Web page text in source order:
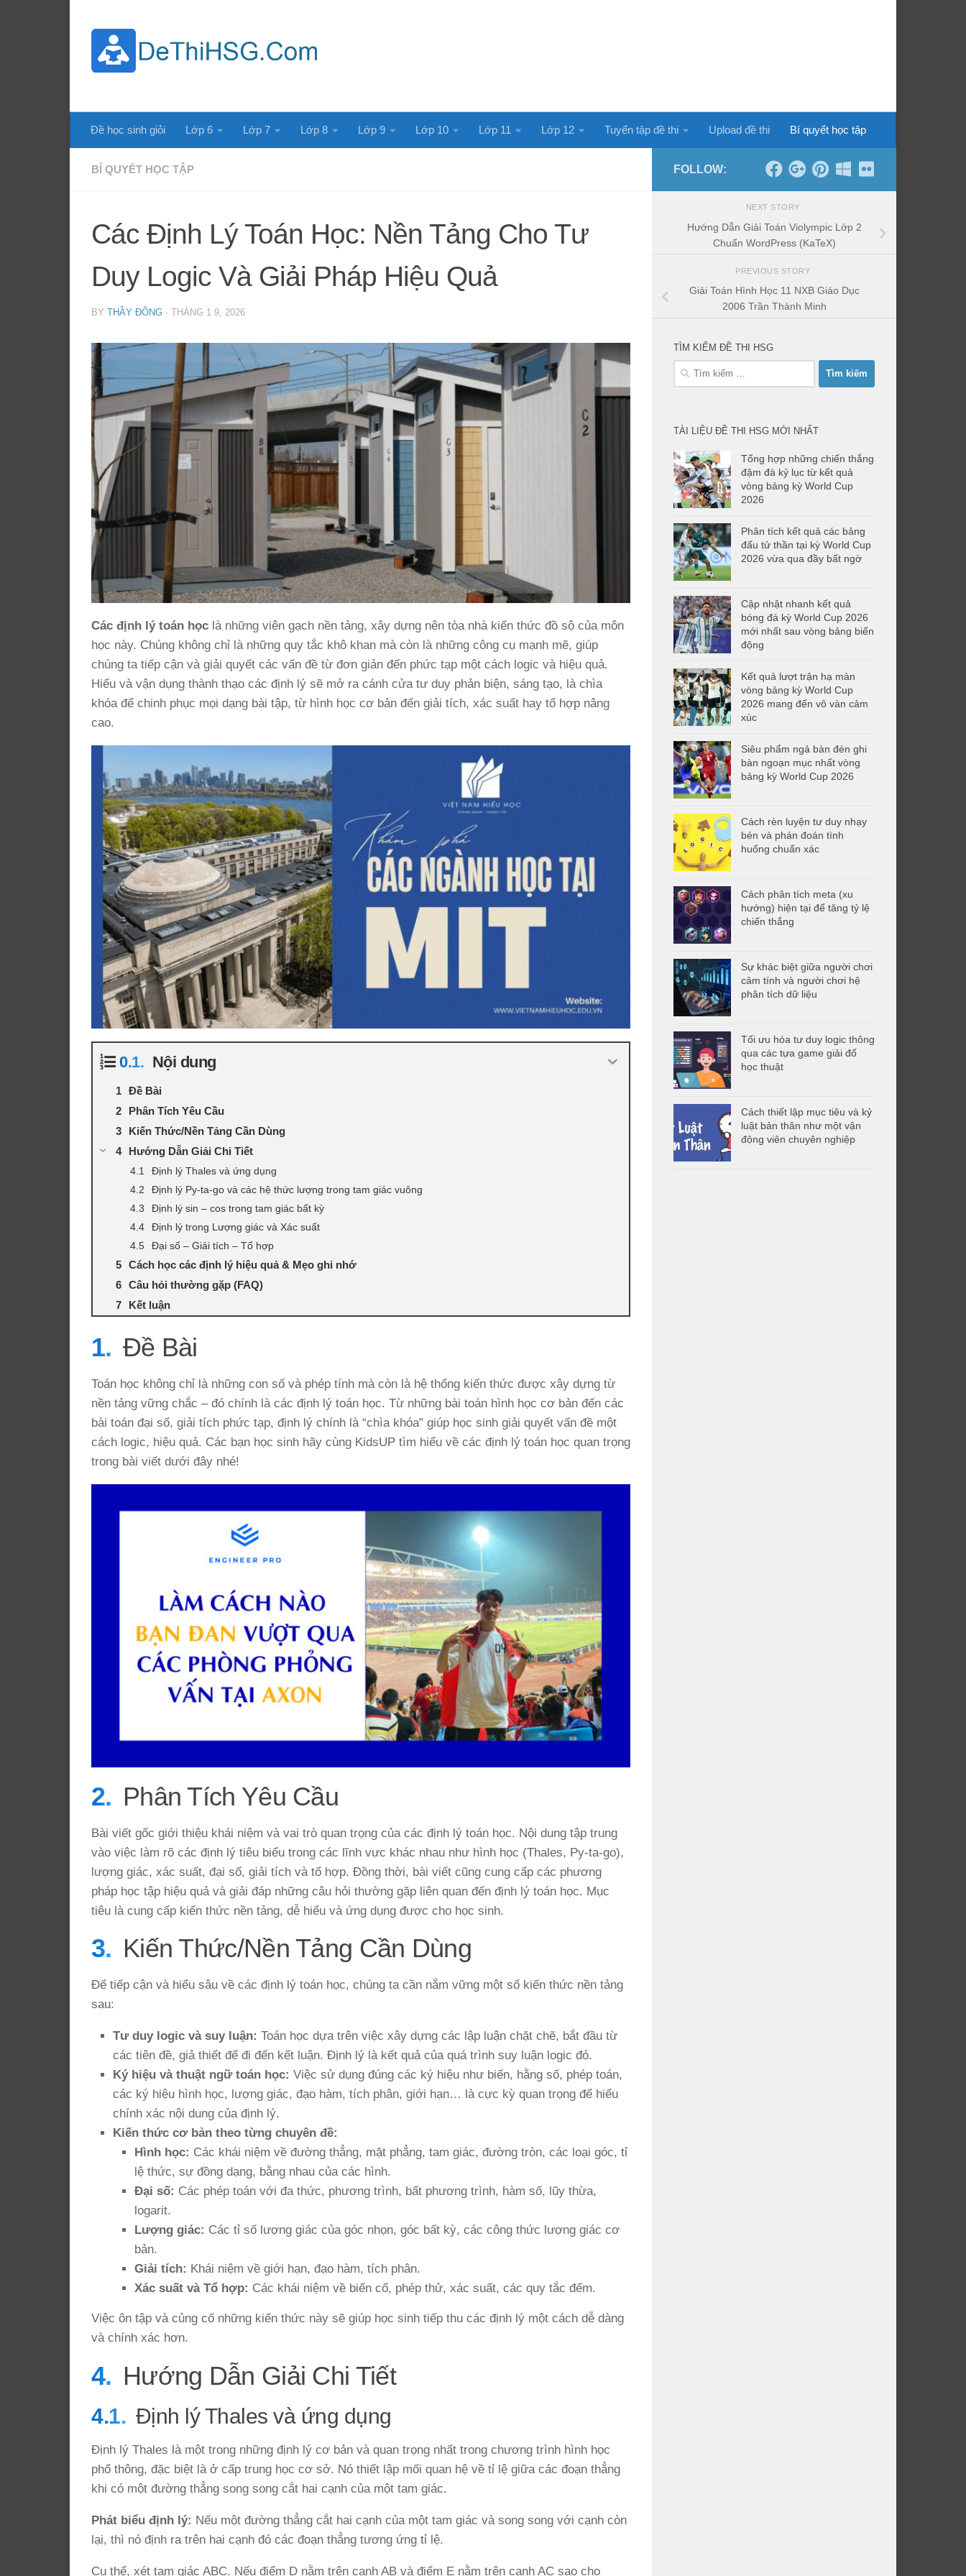
Đề học sinh giỏi Lớp 6 Lớp 7 Lớp 8 Lớp 9 Lớp 10 Lớp 11 Lớp 12 Tuyển tập đề thi Upload đề thi Bí quyết học tập
BÍ QUYẾT HỌC TẬP
Các Định Lý Toán Học: Nền Tảng Cho Tư
Duy Logic Và Giải Pháp Hiệu Quả
BY THẦY ĐÔNG · THÁNG 1 9, 2026
Các định lý toán học là những viên gạch nền tảng, xây dựng nên tòa nhà kiến thức đồ sộ của môn
học này. Chúng không chỉ là những quy tắc khô khan mà còn là những công cụ mạnh mẽ, giúp
chúng ta tiếp cận và giải quyết các vấn đề từ đơn giản đến phức tạp một cách logic và hiệu quả.
Hiểu và vận dụng thành thạo các định lý sẽ mở ra cánh cửa tư duy phản biện, sáng tạo, là chìa
khóa để chinh phục mọi dạng bài tập, từ hình học cơ bản đến giải tích, xác suất hay tổ hợp nâng
cao.
Nội dung
Đề Bài
Phân Tích Yêu Cầu
Kiến Thức/Nền Tảng Cần Dùng
Hướng Dẫn Giải Chi Tiết
Định lý Thales và ứng dụng
Định lý Py-ta-go và các hệ thức lượng trong tam giác vuông
Định lý sin – cos trong tam giác bất kỳ
Định lý trong Lượng giác và Xác suất
Đại số – Giải tích – Tổ hợp
Cách học các định lý hiệu quả & Mẹo ghi nhớ
Câu hỏi thường gặp (FAQ)
Kết luận
Đề Bài
Toán học không chỉ là những con số và phép tính mà còn là hệ thống kiến thức được xây dựng từ
nền tảng vững chắc – đó chính là các định lý toán học. Từ những bài toán hình học cơ bản đến các
bài toán đại số, giải tích phức tạp, định lý chính là “chìa khóa” giúp học sinh giải quyết vấn đề một
cách logic, hiệu quả. Các bạn học sinh hãy cùng KidsUP tìm hiểu về các định lý toán học quan trọng
trong bài viết dưới đây nhé!
Phân Tích Yêu Cầu
Bài viết gốc giới thiệu khái niệm và vai trò quan trọng của các định lý toán học. Nội dung tập trung
vào việc làm rõ các định lý tiêu biểu trong các lĩnh vực khác nhau như hình học (Thales, Py-ta-go),
lượng giác, xác suất, đại số, giải tích và tổ hợp. Đồng thời, bài viết cũng cung cấp các phương
pháp học tập hiệu quả và giải đáp những câu hỏi thường gặp liên quan đến định lý toán học. Mục
tiêu là cung cấp kiến thức nền tảng, dễ hiểu và ứng dụng được cho học sinh.
Kiến Thức/Nền Tảng Cần Dùng
Để tiếp cận và hiểu sâu về các định lý toán học, chúng ta cần nắm vững một số kiến thức nền tảng
sau:
Tư duy logic và suy luận: Toán học dựa trên việc xây dựng các lập luận chặt chẽ, bắt đầu từ
các tiên đề, giả thiết để đi đến kết luận. Định lý là kết quả của quá trình suy luận logic đó.
Ký hiệu và thuật ngữ toán học: Việc sử dụng đúng các ký hiệu như biến, hằng số, phép toán,
các ký hiệu hình học, lượng giác, đạo hàm, tích phân, giới hạn… là cực kỳ quan trọng để hiểu
chính xác nội dung của định lý.
Kiến thức cơ bản theo từng chuyên đề:
Hình học: Các khái niệm về đường thẳng, mặt phẳng, tam giác, đường tròn, các loại góc, tỉ
lệ thức, sự đồng dạng, bằng nhau của các hình.
Đại số: Các phép toán với đa thức, phương trình, bất phương trình, hàm số, lũy thừa,
logarit.
Lượng giác: Các tỉ số lượng giác của góc nhọn, góc bất kỳ, các công thức lượng giác cơ
bản.
Giải tích: Khái niệm về giới hạn, đạo hàm, tích phân.
Xác suất và Tổ hợp: Các khái niệm về biến cố, phép thử, xác suất, các quy tắc đếm.
Việc ôn tập và củng cố những kiến thức này sẽ giúp học sinh tiếp thu các định lý một cách dễ dàng
và chính xác hơn.
Hướng Dẫn Giải Chi Tiết
Định lý Thales và ứng dụng
Định lý Thales là một trong những định lý cơ bản và quan trọng nhất trong chương trình hình học
phổ thông, đặc biệt là ở cấp trung học cơ sở. Nó thiết lập mối quan hệ về tỉ lệ giữa các đoạn thẳng
khi có một đường thẳng song song cắt hai cạnh của một tam giác.
Phát biểu định lý: Nếu một đường thẳng cắt hai cạnh của một tam giác và song song với cạnh còn
lại, thì nó định ra trên hai cạnh đó các đoạn thẳng tương ứng tỉ lệ.
Cụ thể, xét tam giác ABC. Nếu điểm D nằm trên cạnh AB và điểm E nằm trên cạnh AC sao cho
FOLLOW:
NEXT STORY
Hướng Dẫn Giải Toán Violympic Lớp 2
Chuẩn WordPress (KaTeX)
PREVIOUS STORY
Giải Toán Hình Học 11 NXB Giáo Dục
2006 Trần Thành Minh
TÌM KIẾM ĐỀ THI HSG
Tìm
TÀI LIỆU ĐỀ THI HSG MỚI NHẤT
Tổng hợp những chiến thắng
đậm đà kỷ lục từ kết quả
vòng bảng kỳ World Cup
2026
Phân tích kết quả các bảng
đấu tử thần tại kỳ World Cup
2026 vừa qua đầy bất ngờ
Cập nhật nhanh kết quả
bóng đá kỳ World Cup 2026
mới nhất sau vòng bảng biến
động
Kết quả lượt trận hạ màn
vòng bảng kỳ World Cup
2026 mang đến vô vàn cảm
xúc
Siêu phẩm ngả bàn đèn ghi
bàn ngoạn mục nhất vòng
bảng kỳ World Cup 2026
Cách rèn luyện tư duy nhạy
bén và phán đoán tình
huống chuẩn xác
Cách phân tích meta (xu
hướng) hiện tại để tăng tỷ lệ
chiến thắng
Sự khác biệt giữa người chơi
cảm tính và người chơi hệ
phân tích dữ liệu
Tối ưu hóa tư duy logic thông
qua các tựa game giải đố
học thuật
Cách thiết lập mục tiêu và kỷ
luật bản thân như một vận
động viên chuyên nghiệp